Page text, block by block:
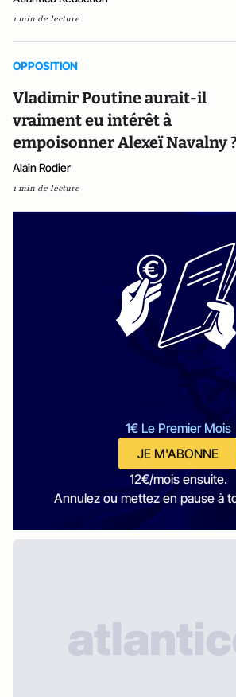
1 min de lecture
OPPOSITION
Vladimir Poutine aurait-il
vraiment eu intérêt à
empoisonner Alexeï Navalny
Alain Rodier
1 min de lecture
1€ Le Premier Mois
JE M'ABONNE
12€/mois ensuite.
Annulez ou mettez en pause à